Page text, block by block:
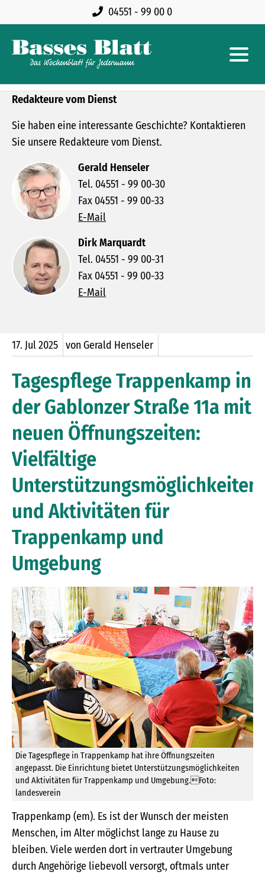
04551 - 99 00 0
Redakteure vom Dienst
Sie haben eine interessante Geschichte? Kontaktieren
Sie unsere Redakteure vom Dienst.
Gerald Henseler
Tel. 04551 - 99 00-30
Fax 04551 - 99 00-33
E-Mail
Dirk Marquardt
Tel. 04551 - 99 00-31
Fax 04551 - 99 00-33
E-Mail
17. Jul2025 von Gerald Henseler
Tagespflege Trappenkamp in
der Gablonzer Straße 11a mit
neuen Öffnungszeiten:
Vielfältige
Unterstützungsmöglichkeiten
und Aktivitäten für
Trappenkamp und
Umgebung
Die Tagespflege in Trappenkamp hat ihre Öffnungszeiten
angepasst. Die Einrichtung bietet Unterstützungsmöglichkeiten
und Aktivitäten für Trappenkamp und Umgebung.Foto:
landesverein
Trappenkamp (em). Es ist der Wunsch der meisten
Menschen, im Alter möglichst lange zu Hause zu
bleiben. Viele werden dort in vertrauter Umgebung
durch Angehörige liebevoll versorgt, oftmals unter